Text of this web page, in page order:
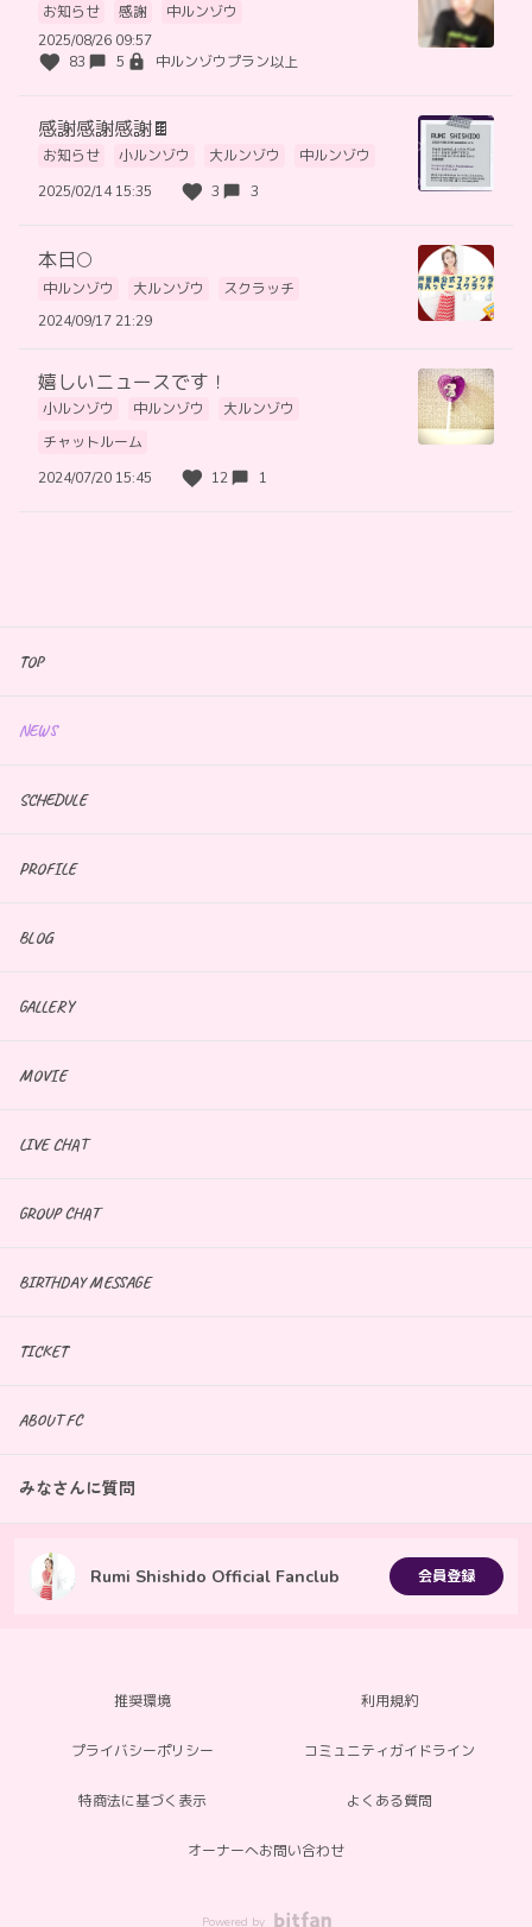
お知らせ 感謝
中ルンゾウ
2025/08/26 09:57
83
5 中ルンゾウプラン以上
感謝感謝感謝🍫
お知らせ 小ルンゾウ 大ルンゾウ
中ルンゾウ
2025/02/14 15:35
3 3
本日🌕
中ルンゾウ 大ルンゾウ
スクラッチ
2024/09/17 21:29
嬉しいニュースです！
小ルンゾウ 中ルンゾウ
大ルンゾウ
チャットルーム
2024/07/20 15:45
12 1
TOP
NEWS
SCHEDULE
PROFILE
BLOG
GALLERY
MOVIE
LIVE CHAT
GROUP CHAT
BIRTHDAY MESSAGE
TICKET
ABOUT FC
みなさんに質問
Rumi Shishido Official Fanclub 会員登録
推奨環境 利用規約
プライバシーポリシー コミュニティガイドライン
特商法に基づく表示 よくある質問
オーナーへお問い合わせ
Powered by